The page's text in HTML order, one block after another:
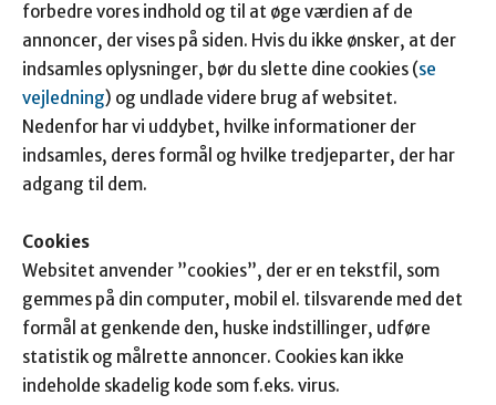
forbedre vores indhold og til at øge værdien af de
annoncer, der vises på siden. Hvis du ikke ønsker, at der
indsamles oplysninger, bør du slette dine cookies (se
vejledning) og undlade videre brug af websitet.
Nedenfor har vi uddybet, hvilke informationer der
indsamles, deres formål og hvilke tredjeparter, der har
adgang til dem.
Cookies
Websitet anvender ”cookies”, der er en tekstfil, som
gemmes på din computer, mobil el. tilsvarende med det
formål at genkende den, huske indstillinger, udføre
statistik og målrette annoncer. Cookies kan ikke
indeholde skadelig kode som f.eks. virus.